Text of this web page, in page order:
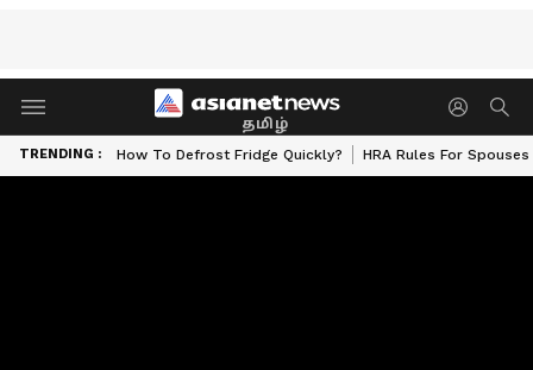
தமிழ்
TRENDING : How To Defrost Fridge Quickly? HRA Rules For Spouses